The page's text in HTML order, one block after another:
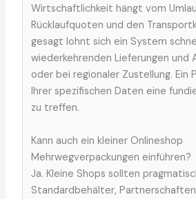
Wirtschaftlichkeit hängt vom
Rücklaufquoten und den
gesagt lohnt sich ein System
wiederkehrenden Lieferungen und
oder bei regionaler Zustellung. Ein
Ihrer spezifischen Daten eine
zu treffen.
Kann auch ein kleiner Onlineshop
Mehrwegverpackungen einführen?
Ja. Kleine Shops sollten
Standardbehälter, Partnerschaften